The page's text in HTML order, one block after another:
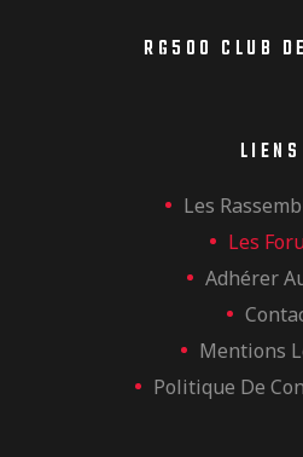
RG500 CLUB
LIENS
Les
Les
Adhérer
Mentions
Politique De